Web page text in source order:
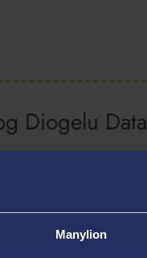
Manylion
Diogelu Data